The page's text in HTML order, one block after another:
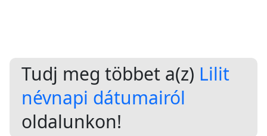
Tudj meg többet a(z) Lilit
névnapi dátumairól
oldalunkon!